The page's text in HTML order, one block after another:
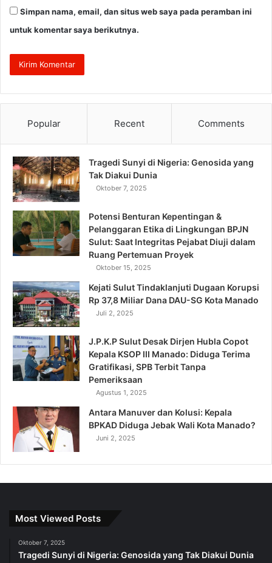
Simpan nama, email, dan situs web saya pada peramban ini
untuk komentar saya berikutnya.
Popular Recent Comments
Tragedi Sunyi di Nigeria: Genosida yang
Tak Diakui Dunia
Oktober 7, 2025
Potensi Benturan Kepentingan &
Pelanggaran Etika di Lingkungan BPJN
Sulut: Saat Integritas Pejabat Diuji dalam
Ruang Pertemuan Proyek
Oktober 15, 2025
Kejati Sulut Tindaklanjuti Dugaan Korupsi
Rp 37,8 Miliar Dana DAU-SG Kota Manado
Juli 2, 2025
J.P.K.P Sulut Desak Dirjen Hubla Copot
Kepala KSOP III Manado: Diduga Terima
Gratifikasi, SPB Terbit Tanpa
Pemeriksaan
Agustus 1, 2025
Antara Manuver dan Kolusi: Kepala
BPKAD Diduga Jebak Wali Kota Manado?
Juni 2, 2025
Most Viewed Posts
Oktober 7, 2025
Tragedi Sunyi di Nigeria: Genosida yang Tak Diakui Dunia